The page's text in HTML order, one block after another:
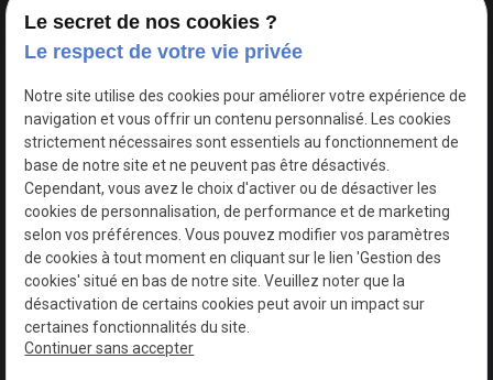
Google Maps Search API est désactivé.
Le secret de nos cookies ?
Le respect de votre vie privée
Notre site utilise des cookies pour améliorer votre expérience de
navigation et vous offrir un contenu personnalisé. Les cookies
strictement nécessaires sont essentiels au fonctionnement de
base de notre site et ne peuvent pas être désactivés.
Cependant, vous avez le choix d'activer ou de désactiver les
cookies de personnalisation, de performance et de marketing
selon vos préférences. Vous pouvez modifier vos paramètres
de cookies à tout moment en cliquant sur le lien 'Gestion des
cookies' situé en bas de notre site. Veuillez noter que la
désactivation de certains cookies peut avoir un impact sur
certaines fonctionnalités du site.
Continuer sans accepter